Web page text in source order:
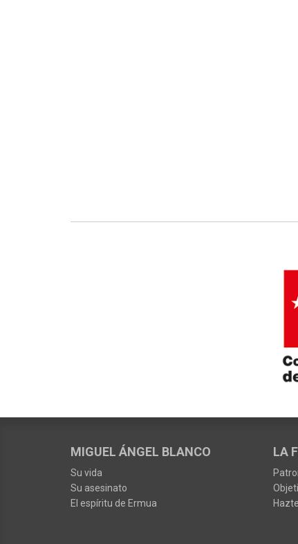
MIGUEL ÁNGEL BLANCO
Su vida
Su asesinato
El espíritu de Ermua
LA